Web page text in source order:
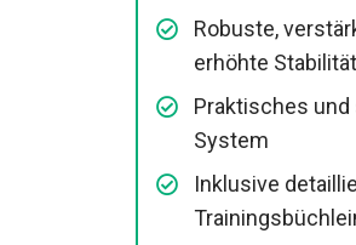
Robuste,
erhöhte Stabilität
Praktisches
System
Inklusive